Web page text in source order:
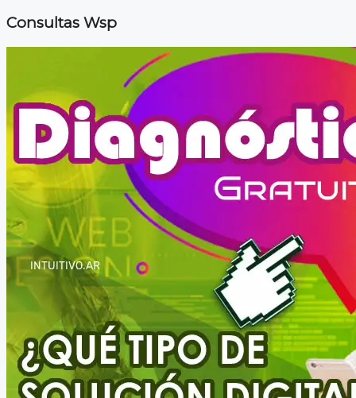
Consultas Wsp